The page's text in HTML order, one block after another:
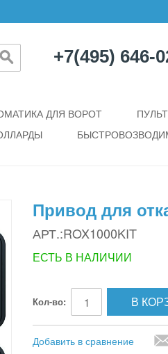
+7(495) 646-
ДЛЯ ВОРОТ
Привод для
АРТ.:ROX1000KIT
ЕСТЬ В НАЛИЧИИ
Кол-во: В
Добавить в сравнение